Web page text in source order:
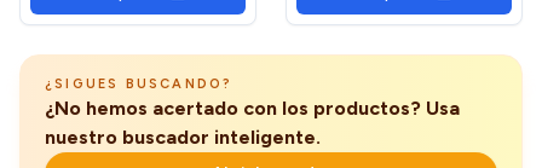
Movimiento, Control
Automatico, Detección de
¿SIGUES BUSCANDO?
¿No hemos acertado con los productos? Usa
nuestro buscador inteligente.